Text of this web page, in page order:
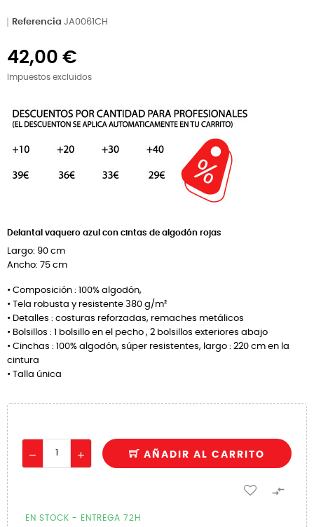
Referencia JA0061CH
42,00 €
Impuestos excluidos
Delantal vaquero azul con cintas de algodón rojas
Largo: 90 cm
Ancho: 75 cm
• Composición : 100% algodón,
• Tela robusta y resistente 380 g/m²
• Detalles : costuras reforzadas, remaches metálicos
• Bolsillos : 1 bolsillo en el pecho , 2 bolsillos exteriores abajo
• Cinchas : 100% algodón, súper resistentes, largo : 220 cm en la
cintura
• Talla única
AÑADIR AL CARRITO

EN STOCK - ENTREGA 72H